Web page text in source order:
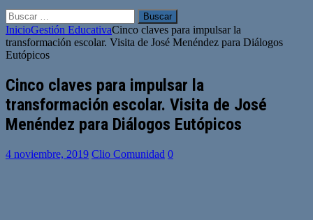
Buscar:
InicioGestión EducativaCinco claves para impulsar la
transformación escolar. Visita de José Menéndez para Diálogos
Eutópicos
Cinco claves para impulsar la
transformación escolar. Visita de José
Menéndez para Diálogos Eutópicos
4 noviembre, 2019 Clio Comunidad 0